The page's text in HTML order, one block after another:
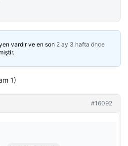
vardır ve en son 2 ay 3 hafta önce
1)
#16092